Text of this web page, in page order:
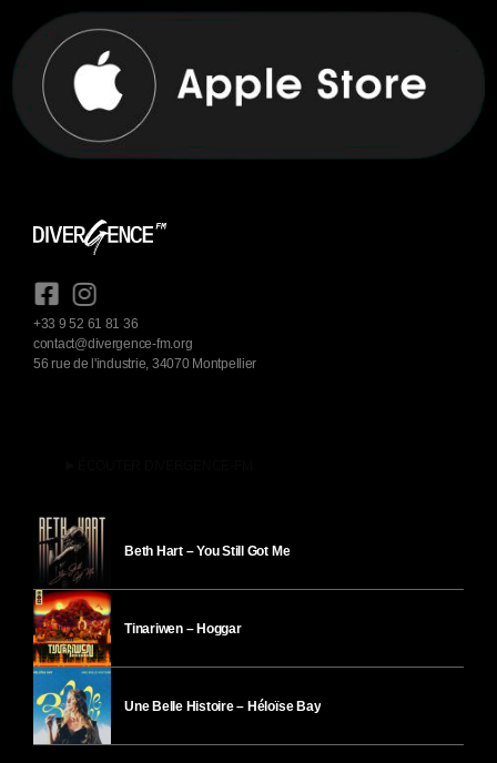
+33 9 52 61 81 36
contact@divergence-fm.org
56 rue de l'industrie, 34070 Montpellier
Beth Hart – You Still Got Me
Tinariwen – Hoggar
Une Belle Histoire – Héloïse Bay